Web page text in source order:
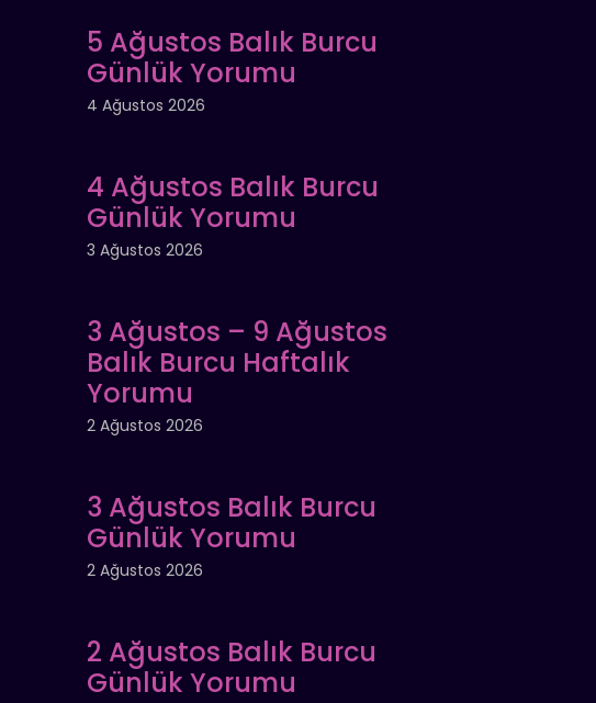
5 Ağustos Balık Burcu
Günlük Yorumu
4 Ağustos 2026
4 Ağustos Balık Burcu
Günlük Yorumu
3 Ağustos 2026
3 Ağustos – 9 Ağustos
Balık Burcu Haftalık
Yorumu
2 Ağustos 2026
3 Ağustos Balık Burcu
Günlük Yorumu
2 Ağustos 2026
2 Ağustos Balık Burcu
Günlük Yorumu